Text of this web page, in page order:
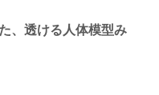
、透ける人体模型み